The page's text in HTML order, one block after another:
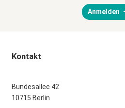
Anmelden
Kontakt
Bundesallee 42
10715 Berlin